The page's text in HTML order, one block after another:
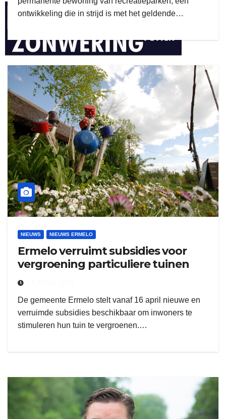
duo montage
ontwikkeling die in strijd is met het geldende…
NIEUWS NIEUWS ERMELO
Ermelo verruimt subsidies voor
vergroening particuliere tuinen
De gemeente Ermelo stelt vanaf 16 april nieuwe en
verruimde subsidies beschikbaar om inwoners te
stimuleren hun tuin te vergroenen.…